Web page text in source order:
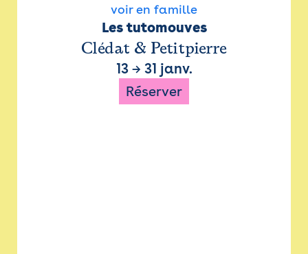
voir en famille
Les tutomouves
Clédat & Petitpierre
13→ 31 janv.
Réserver